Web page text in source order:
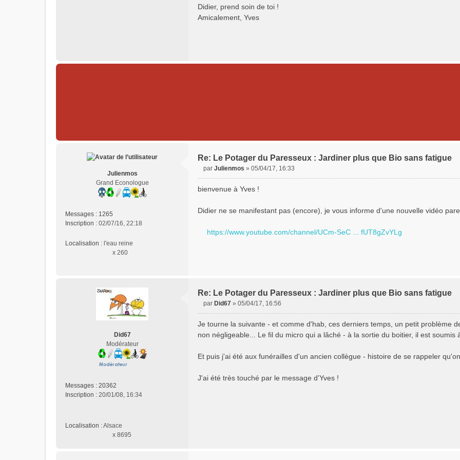
Didier, prend soin de toi !
Amicalement, Yves
Julienmos
Grand Econologue
Messages : 1265
Inscription : 02/07/16, 22:18
Localisation : l'eau reine
x 260
Re: Le Potager du Paresseux : Jardiner plus que Bio sans fatigue
s
a
par Julienmos » 05/04/17, 16:33
bienvenue à Yves !
Didier ne se manifestant pas (encore), je vous informe d'une nouvelle vidéo
https://www.youtube.com/channel/UCm-SeC ... fUT8gZvYLg
Did67
Modérateur
Messages : 20362
Inscription : 20/01/08, 16:34
Localisation :Alsace
x 8695
Re: Le Potager du Paresseux : Jardiner plus que Bio sans fatigue
s
s
g
par Did67 » 05/04/17, 16:56
Je tourne la suivante - et comme d'hab, ces derniers temps, un petit problème
non négligeable... Le fil du micro qui a lâché - à la sortie du boitier, il est soumis
Et puis j'ai été aux funérailles d'un ancien collègue - histoire de se rappeler
J'ai été très touché par le message d'Yves !